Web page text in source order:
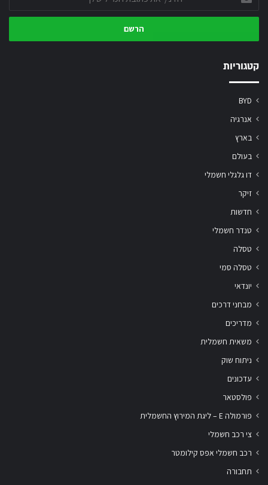
את
כתובת
שלך
קטגוריות
BYD
אנרגיה
בארץ
בעולם
דו גלגלי חשמלי
זיקר
חדשות
טנדר חשמלי
טסלה
טסלה סמי
יונדאי
מבחני דרכים
מדריכים
משאית חשמלית
ניתוח שוק
עדכונים
פולסטאר
פורמולה E – ליגת המירוץ החשמלית
צי רכב חשמלי
רכב חשמלי אפס קילומטר
תחבורה